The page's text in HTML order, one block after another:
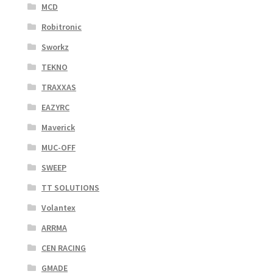
MCD
Robitronic
Sworkz
TEKNO
TRAXXAS
EAZYRC
Maverick
MUC-OFF
SWEEP
TT SOLUTIONS
Volantex
ARRMA
CEN RACING
GMADE